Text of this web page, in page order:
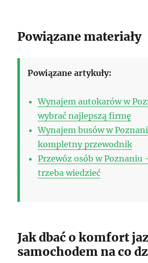
Powiązane materiały
Powiązane artykuły:
Wynajem autokarów w
wybrać najlepszą firmę
Wynajem busów w
kompletny przewodnik
Przewóz osób w Poznaniu
trzeba wiedzieć
Jak dbać o komfort
samochodem na co